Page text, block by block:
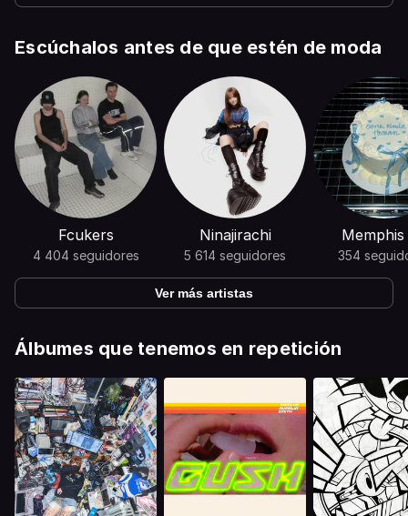
Escúchalos antes de que estén de moda
Fcukers
4 404 seguidores
Ninajirachi
5 614 seguidores
Memphis
354
Ver más artistas
Álbumes que tenemos en repetición